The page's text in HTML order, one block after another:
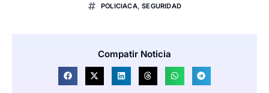
POLICIACA,SEGURIDAD
Compatir Noticia